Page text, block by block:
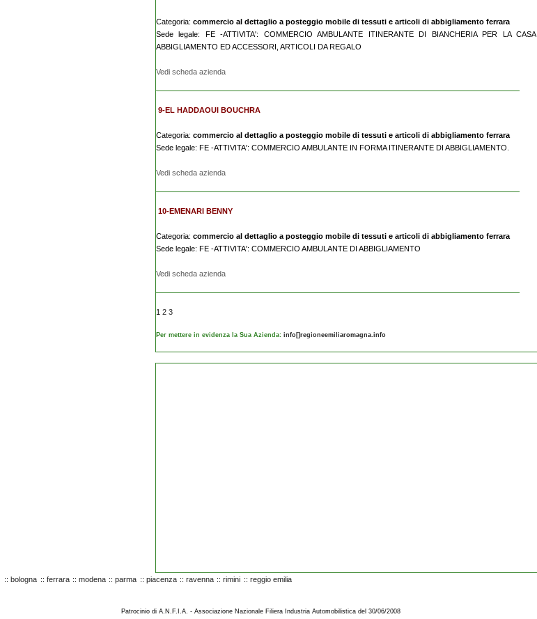
Categoria: commercio al dettaglio a posteggio mobile di tessuti e articoli di abbigliamento ferrara
Sede legale: FE -ATTIVITA': COMMERCIO AMBULANTE ITINERANTE DI BIANCHERIA PER LA CASA,
ABBIGLIAMENTO ED ACCESSORI, ARTICOLI DA REGALO
Vedi scheda azienda
9-EL HADDAOUI BOUCHRA
Categoria: commercio al dettaglio a posteggio mobile di tessuti e articoli di abbigliamento ferrara
Sede legale: FE -ATTIVITA': COMMERCIO AMBULANTE IN FORMA ITINERANTE DI ABBIGLIAMENTO.
Vedi scheda azienda
10-EMENARI BENNY
Categoria: commercio al dettaglio a posteggio mobile di tessuti e articoli di abbigliamento ferrara
Sede legale: FE -ATTIVITA': COMMERCIO AMBULANTE DI ABBIGLIAMENTO
Vedi scheda azienda
1 2 3
Per mettere in evidenza la Sua Azienda: info[]regioneemiliaromagna.info
:: bologna :: ferrara :: modena :: parma :: piacenza :: ravenna :: rimini :: reggio emilia
Patrocinio di A.N.F.I.A. - Associazione Nazionale Filiera Industria Automobilistica del 30/06/2008